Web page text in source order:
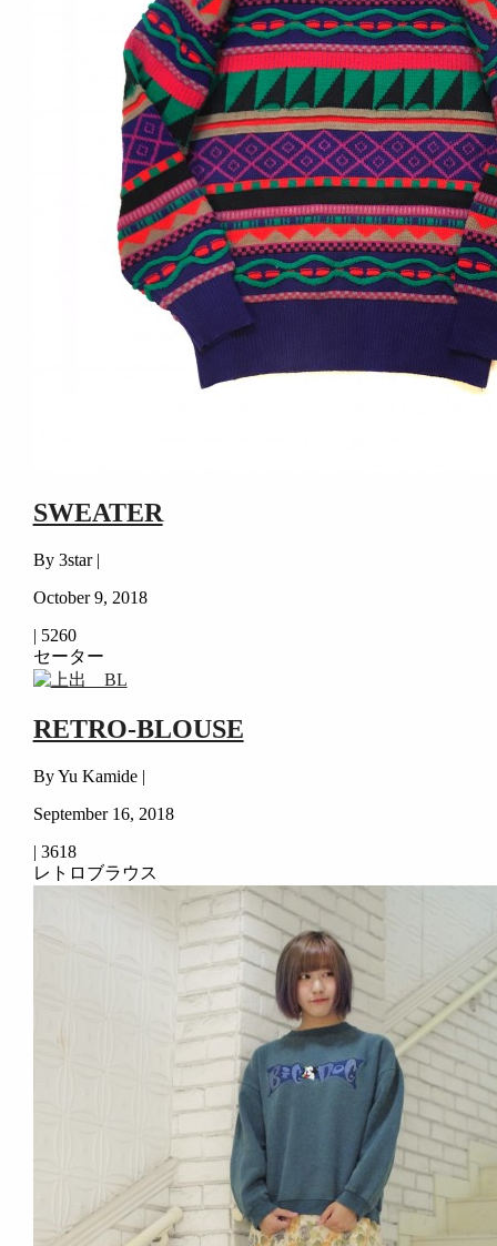
SWEATER
By 3star |
October 9, 2018
| 5260
セーター
RETRO-BLOUSE
By Yu Kamide |
September 16, 2018
| 3618
レトロブラウス